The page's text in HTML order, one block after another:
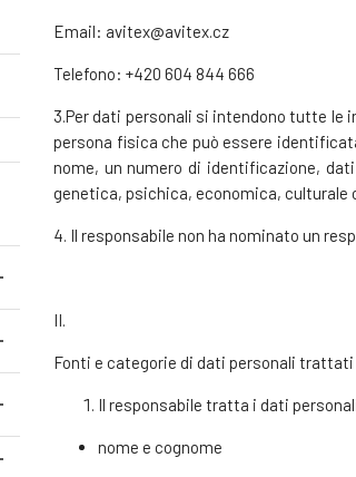
Email: avitex@avitex.cz
Telefono: +420 604 844 666
3.Per dati personali si intendono tutte
persona fisica che può essere
nome, un numero di identificazione,
genetica, psichica, economica, culturale
4. Il responsabile non ha nominato un
II.
Fonti e categorie di dati personali trattati
Il responsabile tratta i dati
nome e cognome